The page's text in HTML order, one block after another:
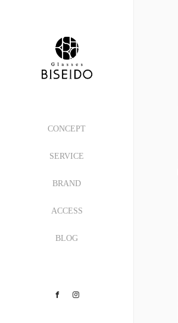
CONCEPT
SERVICE
BRAND
ACCESS
BLOG
Facebook